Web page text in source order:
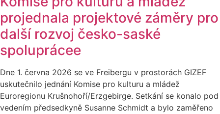
projednala projektové záměry pro
další rozvoj česko-saské
spoluprácee
Dne 1. června 2026 se ve Freibergu v prostorách GIZEF
uskutečnilo jednání Komise pro kulturu a mládež
Euroregionu Krušnohoří/Erzgebirge. Setkání se konalo pod
vedením předsedkyně Susanne Schmidt a bylo zaměřeno